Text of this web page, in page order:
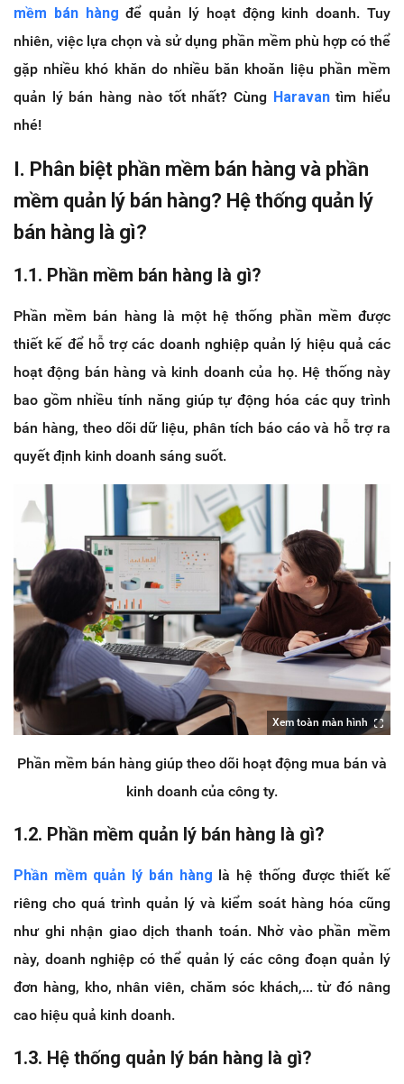
mềm bán hàng để quản lý hoạt động kinh doanh. Tuy
nhiên, việc lựa chọn và sử dụng phần mềm phù hợp có thể
gặp nhiều khó khăn do nhiều băn khoăn liệu phần mềm
quản lý bán hàng nào tốt nhất? Cùng Haravantìm hiểu
nhé!
I. Phân biệt phần mềm bán hàng và phần
mềm quản lý bán hàng? Hệ thống quản lý
bán hàng là gì?
1.1. Phần mềm bán hàng là gì?
Phần mềm bán hàng là một hệ thống phần mềm được
thiết kế để hỗ trợ các doanh nghiệp quản lý hiệu quả các
hoạt động bán hàng và kinh doanh của họ. Hệ thống này
bao gồm nhiều tính năng giúp tự động hóa các quy trình
bán hàng, theo dõi dữ liệu, phân tích báo cáo và hỗ trợ ra
quyết định kinh doanh sáng suốt.
Xem toàn màn hình
Phần mềm bán hàng giúp theo dõi hoạt động mua bán và
kinh doanh của công ty.
1.2. Phần mềm quản lý bán hàng là gì?
Phần mềm quản lý bán hàng là hệ thống được thiết kế
riêng cho quá trình quản lý và kiểm soát hàng hóa cũng
như ghi nhận giao dịch thanh toán. Nhờ vào phần mềm
này, doanh nghiệp có thể quản lý các công đoạn quản lý
đơn hàng, kho, nhân viên, chăm sóc khách,... từ đó nâng
cao hiệu quả kinh doanh.
1.3. Hệ thống quản lý bán hàng là gì?